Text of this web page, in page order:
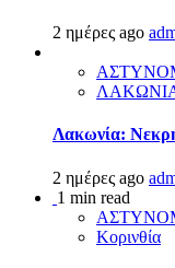
2 ημέρες ago
Λακωνία:
2 ημέρες ago
1 min read
Κορινθία